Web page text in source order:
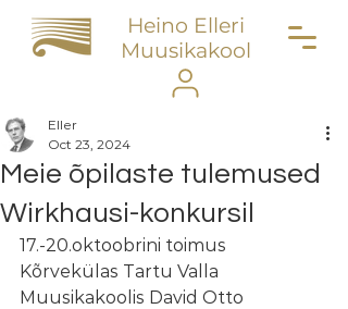
Heino Elleri
Muusikakool
Meie õpilaste tulemused
Wirkhausi-konkursil
Eller
Oct 23, 2024
17.-20.oktoobrini toimus
Kõrvekülas Tartu Valla
Muusikakoolis David Otto